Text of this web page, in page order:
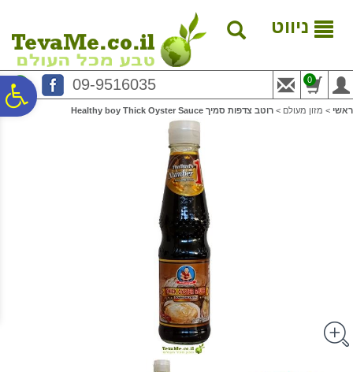
נגישות
המרכזי
ניווט
09-9516035 0
ראשי > מזון מעולם > רוטב צדפות סמיך Healthy boy Thick Oyster Sauce